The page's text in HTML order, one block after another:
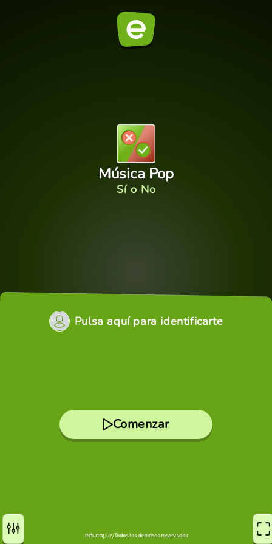
Música Pop
Sí o No
Pulsa aquí para identificarte
Comenzar
Todos los derechos reservados